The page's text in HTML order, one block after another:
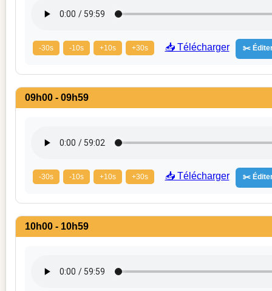
-30s -10s +10s +30s 📥 Télécharger ✂️
09h00 - 09h59
-30s -10s +10s +30s 📥 Télécharger ✂️
10h00 - 10h59